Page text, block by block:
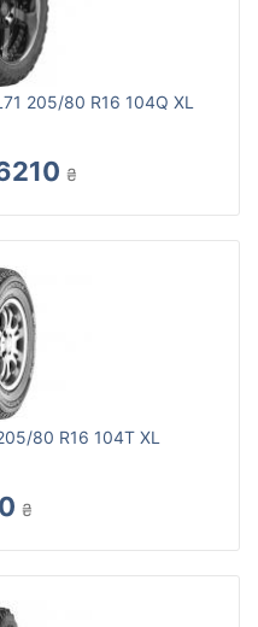
205/80 R16 104Q XL
₴
80 R16 104T XL
₴